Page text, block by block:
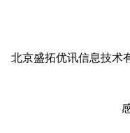
北京盛拓优讯信息技术